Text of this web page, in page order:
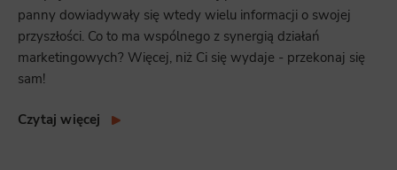
panny dowiadywały się wtedy wielu informacji o swojej
przyszłości. Co to ma wspólnego z synergią działań
marketingowych? Więcej, niż Ci się wydaje - przekonaj się
sam!
Czytaj więcej